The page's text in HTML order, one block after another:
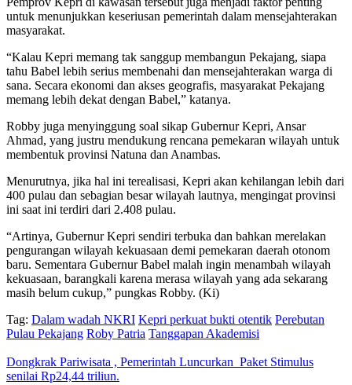
untuk menunjukkan keseriusan pemerintah dalam mensejahterakan
masyarakat.
“Kalau Kepri memang tak sanggup membangun Pekajang, siapa
tahu Babel lebih serius membenahi dan mensejahterakan warga di
sana. Secara ekonomi dan akses geografis, masyarakat Pekajang
memang lebih dekat dengan Babel,” katanya.
Robby juga menyinggung soal sikap Gubernur Kepri, Ansar
Ahmad, yang justru mendukung rencana pemekaran wilayah untuk
membentuk provinsi Natuna dan Anambas.
Menurutnya, jika hal ini terealisasi, Kepri akan kehilangan lebih dari
400 pulau dan sebagian besar wilayah lautnya, mengingat provinsi
ini saat ini terdiri dari 2.408 pulau.
“Artinya, Gubernur Kepri sendiri terbuka dan bahkan merelakan
pengurangan wilayah kekuasaan demi pemekaran daerah otonom
baru. Sementara Gubernur Babel malah ingin menambah wilayah
kekuasaan, barangkali karena merasa wilayah yang ada sekarang
masih belum cukup,” pungkas Robby. (Ki)
Tag: Dalam wadah NKRI Kepri perkuat bukti otentik Perebutan
Pulau Pekajang Roby Patria Tanggapan Akademisi
Dongkrak Pariwisata , Pemerintah Luncurkan Paket Stimulus
senilai Rp24,44 triliun.